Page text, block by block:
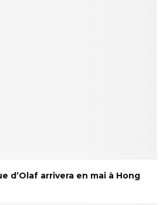
d’Olaf arrivera en mai à Hong